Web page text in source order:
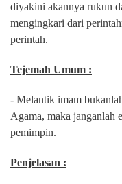
diyakini akannya rukun
mengingkari dari
perintah.
Tejemah Umum :
- Melantik imam
Agama, maka janganlah
pemimpin.
Penjelasan :